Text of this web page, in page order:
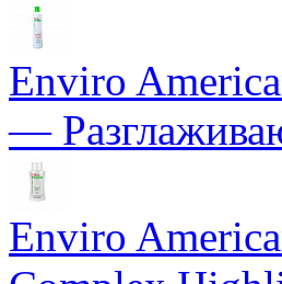
Enviro
—
Enviro